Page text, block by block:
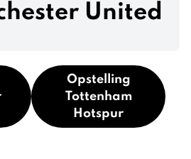
United
Opstelling
Tottenham
Hotspur